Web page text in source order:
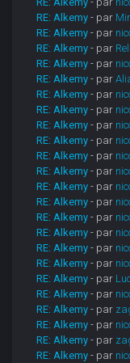
RE: Alkemy - par
RE: Alkemy - par
RE: Alkemy - par
RE: Alkemy - par
RE: Alkemy - par
RE: Alkemy - par
RE: Alkemy - par
RE: Alkemy - par
RE: Alkemy - par
RE: Alkemy - par
RE: Alkemy - par
RE: Alkemy - par
RE: Alkemy - par
RE: Alkemy - par
RE: Alkemy - par
RE: Alkemy - par
RE: Alkemy - par
RE: Alkemy - par
RE: Alkemy - par
RE: Alkemy - par
RE: Alkemy - par
RE: Alkemy - par
RE: Alkemy - par